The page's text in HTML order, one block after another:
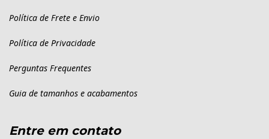
Política de Frete e Envio
Política de Privacidade
Perguntas Frequentes
Guia de tamanhos e acabamentos
Entre em contato